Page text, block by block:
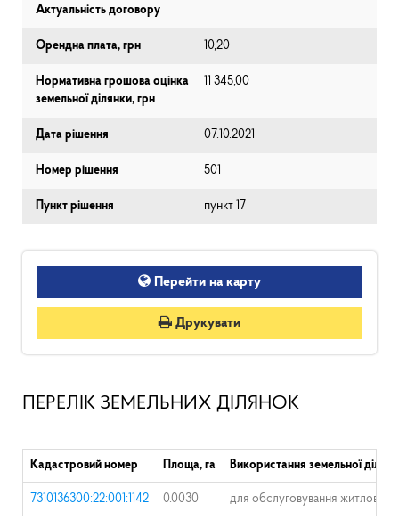
Актуальність договору
Орендна плата, грн 10,20
Нормативна грошова оцінка
земельної ділянки, грн
11 345,00
Дата рішення 07.10.2021
Номер рішення 501
Пункт рішення пункт 17
Перейти на карту
Друкувати
ПЕРЕЛІК ЗЕМЕЛЬНИХ ДІЛЯНОК
Кадастровий номер Площа, га Використання земельної
7310136300:22:001:1142 0.0030 для обслуговування